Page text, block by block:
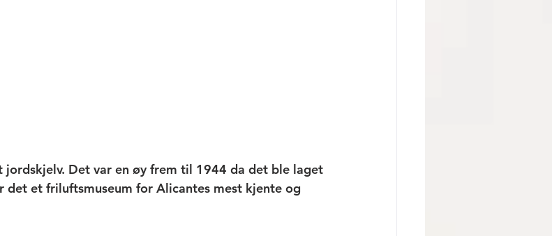
Det var en øy frem til 1944 da det ble laget
det et friluftsmuseum for Alicantes mest kjente og